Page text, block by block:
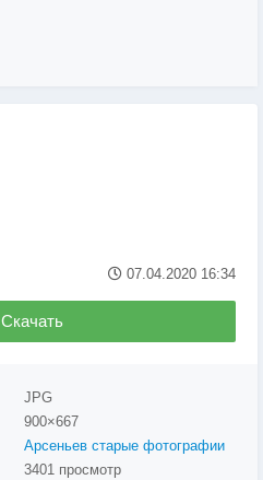
07.04.2020 16:34
Скачать
JPG
900×667
Арсеньев старые фотографии
3401 просмотр